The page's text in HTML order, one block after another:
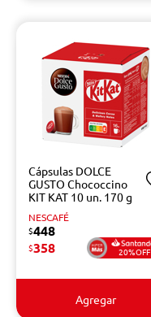
Cápsulas DOLCE
GUSTO Chococcino
KIT KAT 10 un. 170 g
NESCAFÉ
$448
$358 20%OFF
Agregar